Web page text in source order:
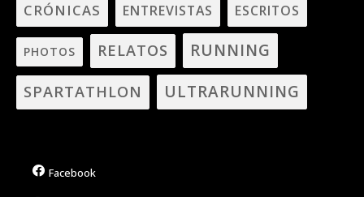
CRÓNICAS ENTREVISTAS ESCRITOS
PHOTOS RELATOS RUNNING
SPARTATHLON ULTRARUNNING
Facebook